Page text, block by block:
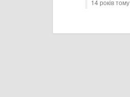
14 років тому